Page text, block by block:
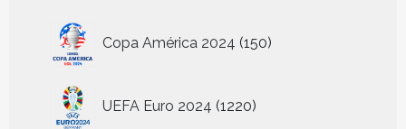
Copa América 2024 150
producten
UEFA Euro 2024 1220
producten